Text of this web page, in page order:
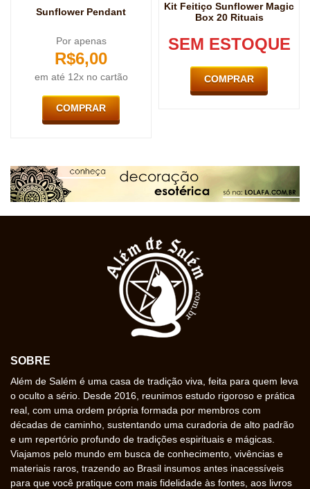
Sunflower Pendant
Por apenas
R$6,00
em até 12x no cartão
COMPRAR
Kit Feitiço Sunflower Magic
Box 20 Rituais
SEM ESTOQUE
COMPRAR
SOBRE
Além de Salém é uma casa de tradição viva, feita para quem leva
o oculto a sério. Desde 2016, reunimos estudo rigoroso e prática
real, com uma ordem própria formada por membros com
décadas de caminho, sustentando uma curadoria de alto padrão
e um repertório profundo de tradições espirituais e mágicas.
Viajamos pelo mundo em busca de conhecimento, vivências e
materiais raros, trazendo ao Brasil insumos antes inacessíveis
para que você pratique com mais fidelidade às fontes, aos livros